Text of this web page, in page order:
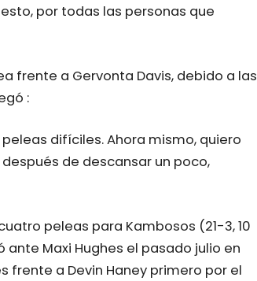
por todas las personas que
frente a Gervonta Davis, debido a las
:
difíciles. Ahora mismo, quiero
de descansar un poco,
peleas para Kambosos (21-3, 10
Maxi Hughes el pasado julio en
frente a Devin Haney primero por el